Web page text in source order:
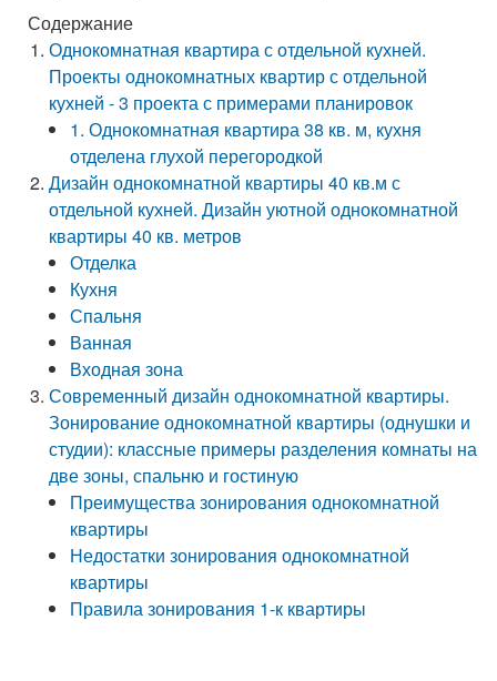
Содержание
Однокомнатная квартира с отдельной кухней.
Проекты однокомнатных квартир с отдельной
кухней - 3 проекта с примерами планировок
1. Однокомнатная квартира 38 кв. м, кухня
отделена глухой перегородкой
Дизайн однокомнатной квартиры 40 кв.м с
отдельной кухней. Дизайн уютной однокомнатной
квартиры 40 кв. метров
Отделка
Кухня
Спальня
Ванная
Входная зона
Современный дизайн однокомнатной квартиры.
Зонирование однокомнатной квартиры (однушки и
студии): классные примеры разделения комнаты на
две зоны, спальню и гостиную
Преимущества зонирования однокомнатной
квартиры
Недостатки зонирования однокомнатной
квартиры
Правила зонирования 1-к квартиры